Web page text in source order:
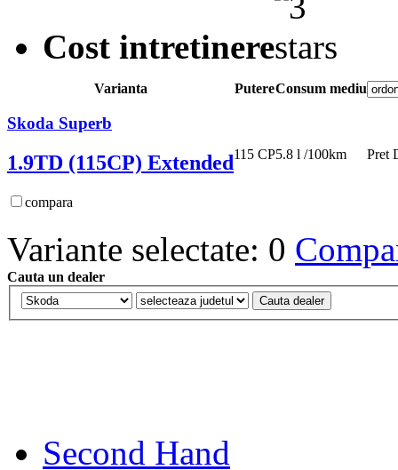
Cost intretinere
Varianta PutereConsum mediu
Skoda Superb
1.9TD (115CP) Extended
compara
115 CP5.8 l /100km Pret
Variante selectate: 0
Cauta un dealer
Second Hand